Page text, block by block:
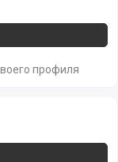
профиля